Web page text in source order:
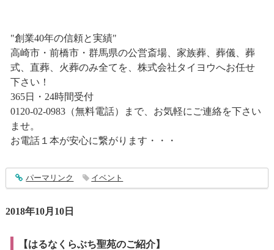
"創業40年の信頼と実績"
高崎市・前橋市・群馬県の公営斎場、家族葬、葬儀、葬
式、直葬、火葬のみ全てを、株式会社タイヨウへお任せ
下さい！
365日・24時間受付
0120-02-0983（無料電話）まで、お気軽にご連絡を下さい
ませ。
お電話１本が安心に繋がります・・・
entry1631
パーマリンク イベント
2018年10月10日
【はるなくらぶち聖苑のご紹介】